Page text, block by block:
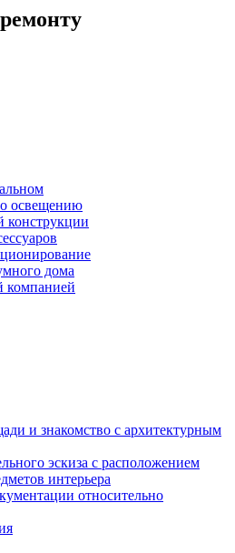
освещению
конструкции
дома
компанией
и знакомство с архитектурным
эскиза с расположением
интерьера
относительно